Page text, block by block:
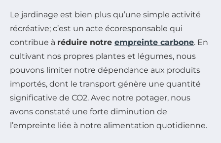
Le jardinage est bien plus qu’une simple activité
récréative; c’est un acte écoresponsable qui
contribue à réduire notre empreinte carbone. En
cultivant nos propres plantes et légumes, nous
pouvons limiter notre dépendance aux produits
importés, dont le transport génère une quantité
significative de CO2. Avec notre potager, nous
avons constaté une forte diminution de
l’empreinte liée à notre alimentation quotidienne.